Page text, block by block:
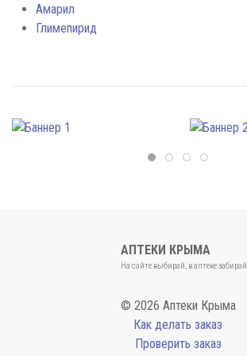
Амарил
Глимепирид
АПТЕКИ КРЫМА
На сайте выбирай, в аптеке забирай
© 2026 Аптеки Крыма
Как делать заказ
Проверить заказ